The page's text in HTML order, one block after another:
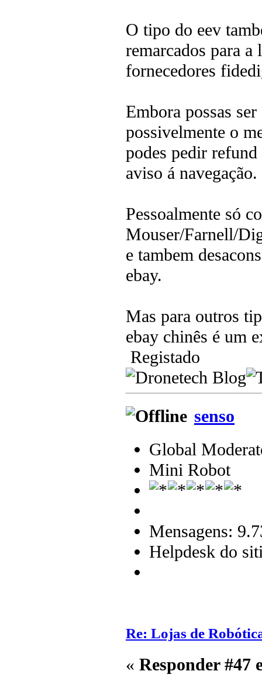
O tipo do eev
remarcados para
fornecedores
Embora possas
possivelmente o
podes pedir
aviso á navegação.
Pessoalmente só
Mouser/Farnell/
e tambem
ebay.
Mas para outros
ebay chinês é um
Registado
senso
Global
Mini Robot
Mensagens:
Helpdesk do
Re: Lojas de
« Responder #47